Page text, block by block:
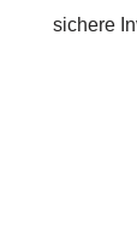
sichere